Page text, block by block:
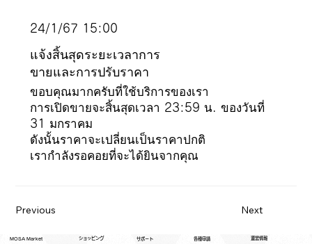
24/1/67 15:00
แจ้งสิ้นสุดระยะเวลาการ
ขายและการปรับราคา
ขอบคุณมากครับที่ใช้บริการของเรา
การเปิดขายจะสิ้นสุดเวลา 23:59 น. ของวันที่
31 มกราคม
ดังนั้นราคาจะเปลี่ยนเป็นราคาปกติ
เรากำลังรอคอยที่จะได้ยินจากคุณ
Previous Next
MOSA Market ショッピング サポート 各種申請 運営情報